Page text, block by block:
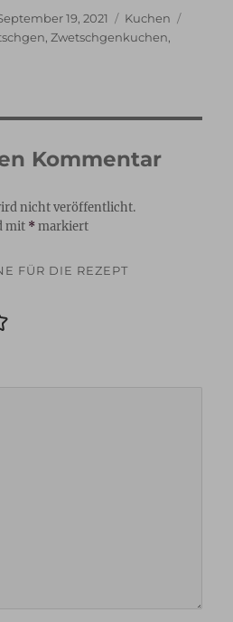
19, 2021 Kategorien
Kuchen
,Zwetschgenkuchen,
Kommentar
nicht veröffentlicht.
mit *markiert
FÜR DIE REZEPT